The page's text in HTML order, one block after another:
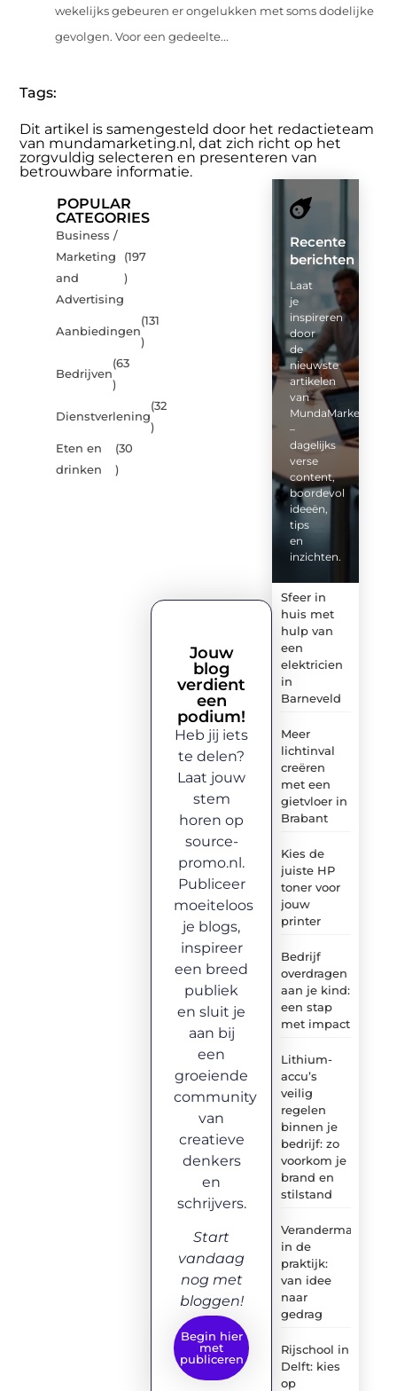
wekelijks gebeuren er ongelukken met soms dodelijke
gevolgen. Voor een gedeelte...
Tags:
Dit artikel is samengesteld door het redactieteam
van mundamarketing.nl, dat zich richt op het
zorgvuldig selecteren en presenteren van
betrouwbare informatie.
POPULAR
CATEGORIES
Business /
Marketing
and
Advertising
(197
)
Aanbiedingen
(131
)
Bedrijven
(63
)
Dienstverlening
(32
)
Eten en
drinken
(30
)
Recente
berichten
Laat
je
inspireren
door
de
nieuwste
artikelen
van
MundaMarketing.nl
–
dagelijks
verse
content,
boordevol
ideeën,
tips
en
inzichten.
Sfeer in
huis met
hulp van
een
elektricien
in
Barneveld
Meer
lichtinval
creëren
met een
gietvloer in
Brabant
Kies de
juiste HP
toner voor
jouw
printer
Bedrijf
overdragen
aan je kind:
een stap
met impact
Lithium-
accu’s
veilig
regelen
binnen je
bedrijf: zo
voorkom je
brand en
stilstand
in de
praktijk:
van idee
naar
gedrag
Rijschool in
Delft: kies
op
Jouw
blog
verdient
een
podium!
Heb jij iets
te delen?
Laat jouw
stem
horen op
source-
promo.nl.
Publiceer
moeiteloos
je blogs,
inspireer
een breed
publiek
en sluit je
aan bij
een
groeiende
community
van
creatieve
denkers
en
schrijvers.
Start
vandaag
nog met
bloggen!
Begin hier
met
publiceren